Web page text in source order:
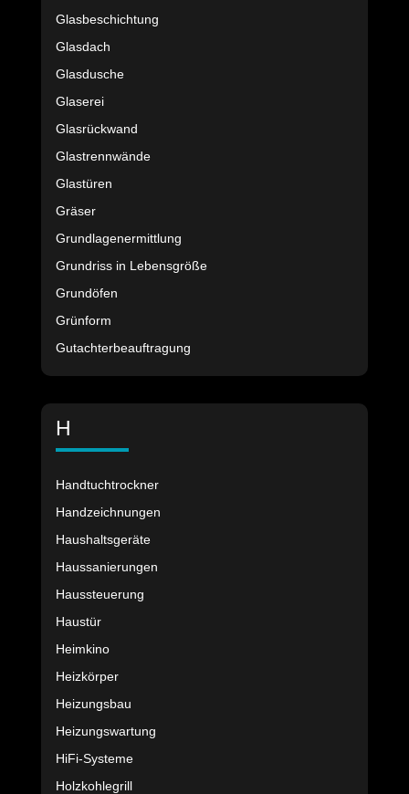
Glasbeschichtung
Glasdach
Glasdusche
Glaserei
Glasrückwand
Glastrennwände
Glastüren
Gräser
Grundlagenermittlung
Grundriss in Lebensgröße
Grundöfen
Grünform
Gutachterbeauftragung
H
Handtuchtrockner
Handzeichnungen
Haushaltsgeräte
Haussanierungen
Haussteuerung
Haustür
Heimkino
Heizkörper
Heizungsbau
Heizungswartung
HiFi-Systeme
Holzkohlegrill